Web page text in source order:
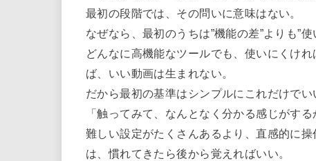
最初の段階では、その問いに意味はない。
なぜなら、最初のうちは”機能の差”よりも”
どんなに高機能なツールでも、使いにくけ
ば、いい動画は生まれない。
だから最初の基準はシンプルにこれだけでい
「触ってみて、なんとなく分かる感じがする
難しい設定がたくさんあるより、直感的に
は、慣れてきたら後から覚えればいい。